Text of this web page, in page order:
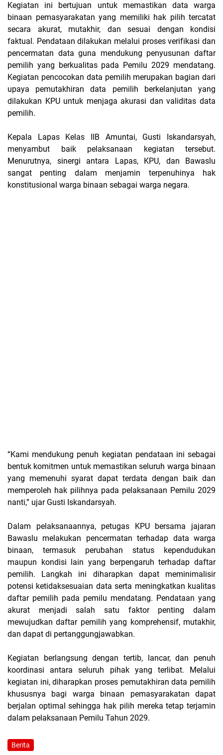
Kegiatan ini bertujuan untuk memastikan data warga
binaan pemasyarakatan yang memiliki hak pilih tercatat
secara akurat, mutakhir, dan sesuai dengan kondisi
faktual. Pendataan dilakukan melalui proses verifikasi dan
pencermatan data guna mendukung penyusunan daftar
pemilih yang berkualitas pada Pemilu 2029 mendatang.
Kegiatan pencocokan data pemilih merupakan bagian dari
upaya pemutakhiran data pemilih berkelanjutan yang
dilakukan KPU untuk menjaga akurasi dan validitas data
pemilih.
Kepala Lapas Kelas IIB Amuntai, Gusti Iskandarsyah,
menyambut baik pelaksanaan kegiatan tersebut.
Menurutnya, sinergi antara Lapas, KPU, dan Bawaslu
sangat penting dalam menjamin terpenuhinya hak
konstitusional warga binaan sebagai warga negara.
“Kami mendukung penuh kegiatan pendataan ini sebagai
bentuk komitmen untuk memastikan seluruh warga binaan
yang memenuhi syarat dapat terdata dengan baik dan
memperoleh hak pilihnya pada pelaksanaan Pemilu 2029
nanti,” ujar Gusti Iskandarsyah.
Dalam pelaksanaannya, petugas KPU bersama jajaran
Bawaslu melakukan pencermatan terhadap data warga
binaan, termasuk perubahan status kependudukan
maupun kondisi lain yang berpengaruh terhadap daftar
pemilih. Langkah ini diharapkan dapat meminimalisir
potensi ketidaksesuaian data serta meningkatkan kualitas
daftar pemilih pada pemilu mendatang. Pendataan yang
akurat menjadi salah satu faktor penting dalam
mewujudkan daftar pemilih yang komprehensif, mutakhir,
dan dapat di pertanggungjawabkan.
Kegiatan berlangsung dengan tertib, lancar, dan penuh
koordinasi antara seluruh pihak yang terlibat. Melalui
kegiatan ini, diharapkan proses pemutakhiran data pemilih
khususnya bagi warga binaan pemasyarakatan dapat
berjalan optimal sehingga hak pilih mereka tetap terjamin
dalam pelaksanaan Pemilu Tahun 2029.
Berita